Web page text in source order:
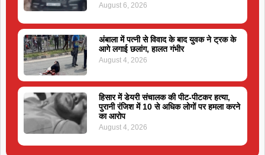
August 6, 2026
अंबाला में पत्नी से विवाद के बाद युवक ने ट्रक के
आगे लगाई छलांग, हालत गंभीर
August 4, 2026
हिसार में डेयरी संचालक की पीट-पीटकर हत्या,
पुरानी रंजिश में 10 से अधिक लोगों पर हमला करने
का आरोप
August 4, 2026